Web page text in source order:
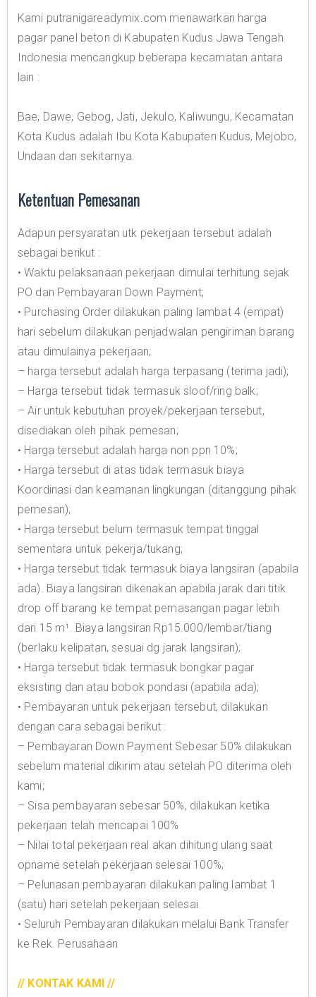
Kami putranigareadymix.com menawarkan harga
pagar panel beton di Kabupaten Kudus Jawa Tengah
Indonesia mencangkup beberapa kecamatan antara
lain :
Bae, Dawe, Gebog, Jati, Jekulo, Kaliwungu, Kecamatan
Kota Kudus adalah Ibu Kota Kabupaten Kudus, Mejobo,
Undaan dan sekitarnya.
Ketentuan Pemesanan
Adapun persyaratan utk pekerjaan tersebut adalah
sebagai berikut :
• Waktu pelaksanaan pekerjaan dimulai terhitung sejak
PO dan Pembayaran Down Payment;
• Purchasing Order dilakukan paling lambat 4 (empat)
hari sebelum dilakukan penjadwalan pengiriman barang
atau dimulainya pekerjaan;
– harga tersebut adalah harga terpasang (terima jadi);
– Harga tersebut tidak termasuk sloof/ring balk;
– Air untuk kebutuhan proyek/pekerjaan tersebut,
disediakan oleh pihak pemesan;
• Harga tersebut adalah harga non ppn 10%;
• Harga tersebut di atas tidak termasuk biaya
Koordinasi dan keamanan lingkungan (ditanggung pihak
pemesan);
• Harga tersebut belum termasuk tempat tinggal
sementara untuk pekerja/tukang;
• Harga tersebut tidak termasuk biaya langsiran (apabila
ada). Biaya langsiran dikenakan apabila jarak dari titik
drop off barang ke tempat pemasangan pagar lebih
dari 15 m¹. Biaya langsiran Rp15.000/lembar/tiang
(berlaku kelipatan, sesuai dg jarak langsiran);
• Harga tersebut tidak termasuk bongkar pagar
eksisting dan atau bobok pondasi (apabila ada);
• Pembayaran untuk pekerjaan tersebut, dilakukan
dengan cara sebagai berikut :
– Pembayaran Down Payment Sebesar 50% dilakukan
sebelum material dikirim atau setelah PO diterima oleh
kami;
– Sisa pembayaran sebesar 50%, dilakukan ketika
pekerjaan telah mencapai 100%
– Nilai total pekerjaan real akan dihitung ulang saat
opname setelah pekerjaan selesai 100%;
– Pelunasan pembayaran dilakukan paling lambat 1
(satu) hari setelah pekerjaan selesai.
• Seluruh Pembayaran dilakukan melalui Bank Transfer
ke Rek. Perusahaan
// KONTAK KAMI //